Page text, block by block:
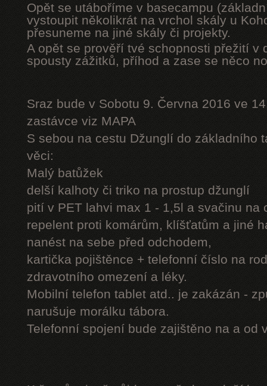
Opět se utáboříme v basecampu
vystoupit několikrát na vrchol skály u
přesuneme na jiné skály či projekty.
A opět se prověří tvé schopnosti přežití v
spousty zážitků, příhod a zase se něco
Sraz bude v Sobotu 9. Června 2016 ve
zastávce viz MAPA
S sebou na cestu Džunglí do základního
věci:
Malý batůžek
delší kalhoty či triko na prostup džunglí
pití v PET lahvi max 1 - 1,5l a svačinu na
repelent proti komárům, klíšťatům a jiné
nanést na sebe před odchodem,
kartička pojištěnce + telefonní číslo na
zdravotního omezení a léky.
Mobilní telefon tablet atd.. je zakázán -
narušuje morálku tábora.
Telefonní spojení bude zajištěno na a od